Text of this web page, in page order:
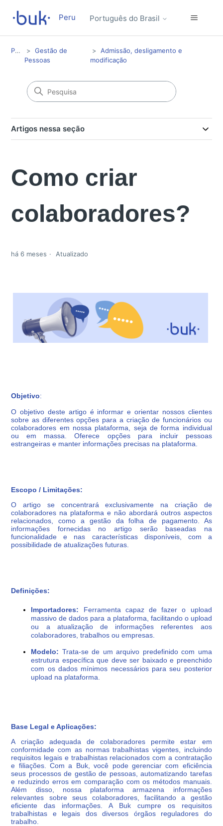
Peru Português do Brasil
Peru
Gestão de
Pessoas
Admissão, desligamento e
modificação
Artigos nessa seção
Como criar
colaboradores?
há 6 meses Atualizado
Objetivo:
O objetivo deste artigo é informar e orientar nossos clientes
sobre as diferentes opções para a criação de funcionários ou
colaboradores em nossa plataforma, seja de forma individual
ou em massa. Oferece opções para incluir pessoas
estrangeiras e manter informações precisas na plataforma.
Escopo / Limitações:
O artigo se concentrará exclusivamente na criação de
colaboradores na plataforma e não abordará outros aspectos
relacionados, como a gestão da folha de pagamento. As
informações fornecidas no artigo serão baseadas na
funcionalidade e nas características disponíveis, com a
possibilidade de atualizações futuras.
Definições:
Importadores: Ferramenta capaz de fazer o upload
massivo de dados para a plataforma, facilitando o upload
ou a atualização de informações referentes aos
colaboradores, trabalhos ou empresas.
Modelo: Trata-se de um arquivo predefinido com uma
estrutura específica que deve ser baixado e preenchido
com os dados mínimos necessários para seu posterior
upload na plataforma.
Base Legal e Aplicações:
A criação adequada de colaboradores permite estar em
conformidade com as normas trabalhistas vigentes, incluindo
requisitos legais e trabalhistas relacionados com a contratação
e filiações. Com a Buk, você pode gerenciar com eficiência
seus processos de gestão de pessoas, automatizando tarefas
e reduzindo erros em comparação com os métodos manuais.
Além disso, nossa plataforma armazena informações
relevantes sobre seus colaboradores, facilitando a gestão
eficiente das informações. A Buk cumpre os requisitos
trabalhistas e legais dos diversos órgãos reguladores do
trabalho.